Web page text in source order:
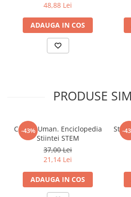
48,88 Lei
ADAUGA IN COS
PRODUSE
-43%
Corpul Uman. Enciclopedia
Stiintei STEM
37,00 Lei
21,14 Lei
ADAUGA IN COS
-